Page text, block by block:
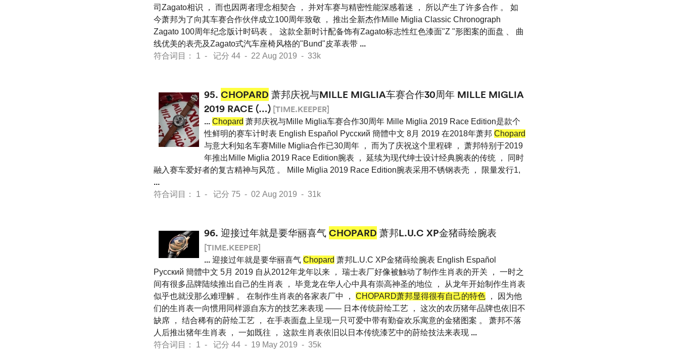
司Zagato相识 ， 而也因两者理念相契合 ， 并对车赛与精密性能深感着迷 ， 所以产生了许多合作 。 如
今萧邦为了向其车赛合作伙伴成立100周年致敬 ， 推出全新杰作Mille Miglia Classic Chronograph
Zagato 100周年纪念版计时码表 。 这款全新时计配备饰有Zagato标志性红色漆面"Z "形图案的面盘 、 曲
线优美的表壳及Zagato式汽车座椅风格的"Bund"皮革表带 ...
符合词目： 1 - 记分 44 - 22 Aug 2019 - 33k
95. CHOPARD 萧邦庆祝与MILLE MIGLIA车赛合作30周年 MILLE MIGLIA
2019 RACE (…) [TIME.KEEPER]
... Chopard 萧邦庆祝与Mille Miglia车赛合作30周年 Mille Miglia 2019 Race Edition是款个
性鲜明的赛车计时表 English Español Pусский 簡體中文 8月 2019 在2018年萧邦 Chopard
与意大利知名车赛Mille Miglia合作已30周年 ， 而为了庆祝这个里程碑 ， 萧邦特别于2019
年推出Mille Miglia 2019 Race Edition腕表 ， 延续为现代绅士设计经典腕表的传统 ， 同时
融入赛车爱好者的复古精神与风范 。 Mille Miglia 2019 Race Edition腕表采用不锈钢表壳 ， 限量发行1,
...
符合词目： 1 - 记分 75 - 02 Aug 2019 - 31k
96. 迎接过年就是要华丽喜气CHOPARD 萧邦L.U.C XP金猪蒔绘腕表
[TIME.KEEPER]
... 迎接过年就是要华丽喜气 Chopard 萧邦L.U.C XP金猪蒔绘腕表 English Español
Pусский 簡體中文 5月 2019 自从2012年龙年以来 ， 瑞士表厂好像被触动了制作生肖表的开关 ， 一时之
间有很多品牌陆续推出自己的生肖表 ， 毕竟龙在华人心中具有崇高神圣的地位 ， 从龙年开始制作生肖表
似乎也就没那么难理解 。 在制作生肖表的各家表厂中 ， CHOPARD萧邦显得很有自己的特色 ， 因为他
们的生肖表一向惯用同样源自东方的技艺来表现 —— 日本传统莳绘工艺 ， 这次的农历猪年品牌也依旧不
缺席 ， 结合稀有的莳绘工艺 ， 在手表面盘上呈现一只可爱中带有勤奋欢乐寓意的金猪图案 。 萧邦不落
人后推出猪年生肖表 ， 一如既往 ， 这款生肖表依旧以日本传统漆艺中的莳绘技法来表现 ...
符合词目： 1 - 记分 44 - 19 May 2019 - 35k